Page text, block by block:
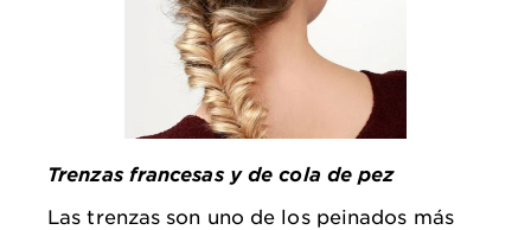
Trenzas francesas y de cola de pez
Las trenzas son uno de los peinados más